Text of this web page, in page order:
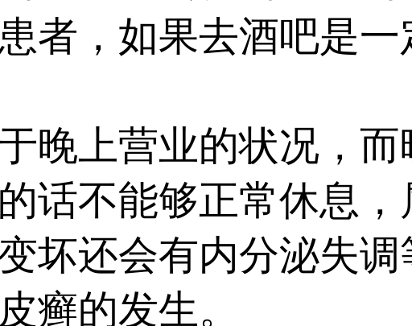
者，如果去酒吧是
上营业的状况，而
话不能够正常休息，
坏还会有内分泌失
癣的发生。